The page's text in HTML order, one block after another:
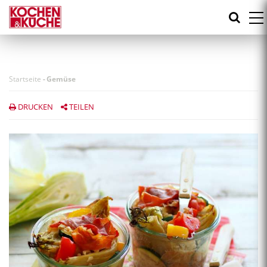
Direkt
zum
Inhalt
Startseite -Gemüse
DRUCKEN TEILEN